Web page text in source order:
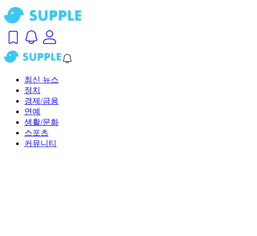
최신 뉴스
정치
경제/금융
연예
생활/문화
스포츠
커뮤니티